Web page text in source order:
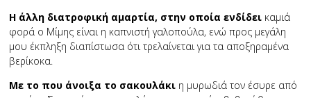
Η άλλη διατροφική αμαρτία, στην οποία ενδίδει καμιά
φορά ο Μίμης είναι η καπνιστή γαλοπούλα, ενώ προς μεγάλη
μου έκπληξη διαπίστωσα ότι τρελαίνεται για τα αποξηραμένα
βερίκοκα.
Με το που άνοιξα το σακουλάκι η μυρωδιά τον έσυρε από